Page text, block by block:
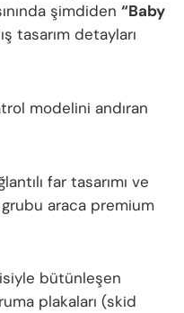
şimdiden “Baby
tasarım detayları
modelini andıran
far tasarımı ve
araca premium
bütünleşen
plakaları (skid